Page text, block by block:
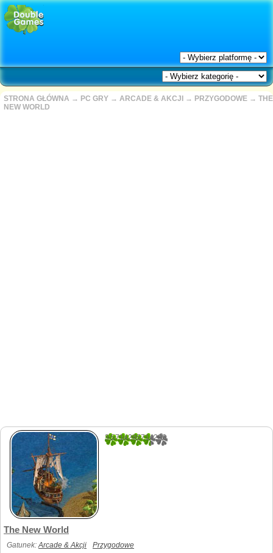
STRONA GŁÓWNA → PC GRY → ARCADE & AKCJI → PRZYGODOWE → THE
NEW WORLD
3.5714285714286
The New World
Gatunek:Arcade & Akcji Przygodowe